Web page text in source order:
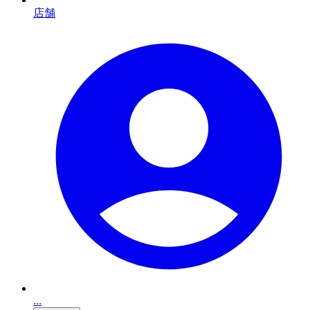
店舗
...